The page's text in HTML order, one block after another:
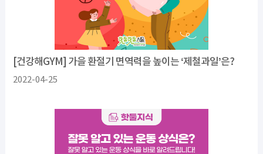
[건강해GYM] 가을 환절기 면역력을 높이는 ‘제철과일’은?
2022-04-25